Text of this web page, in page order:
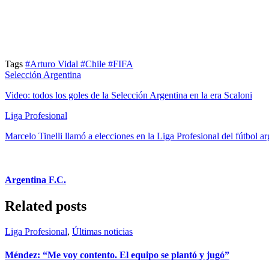
Tags #Arturo Vidal #Chile #FIFA
Selección Argentina
Video: todos los goles de la Selección Argentina en la era Scaloni
Liga Profesional
Marcelo Tinelli llamó a elecciones en la Liga Profesional del fútbol
Argentina F.C.
Related posts
Liga Profesional, Últimas noticias
Méndez: “Me voy contento. El equipo se plantó y jugó”